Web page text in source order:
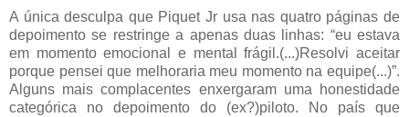
A única desculpa que Piquet Jr usa nas quatro páginas de
depoimento se restringe a apenas duas linhas: “eu estava
em momento emocional e mental frágil.(...)Resolvi aceitar
porque pensei que melhoraria meu momento na equipe(...)”.
Alguns mais complacentes enxergaram uma honestidade
categórica no depoimento do (ex?)piloto. No país que